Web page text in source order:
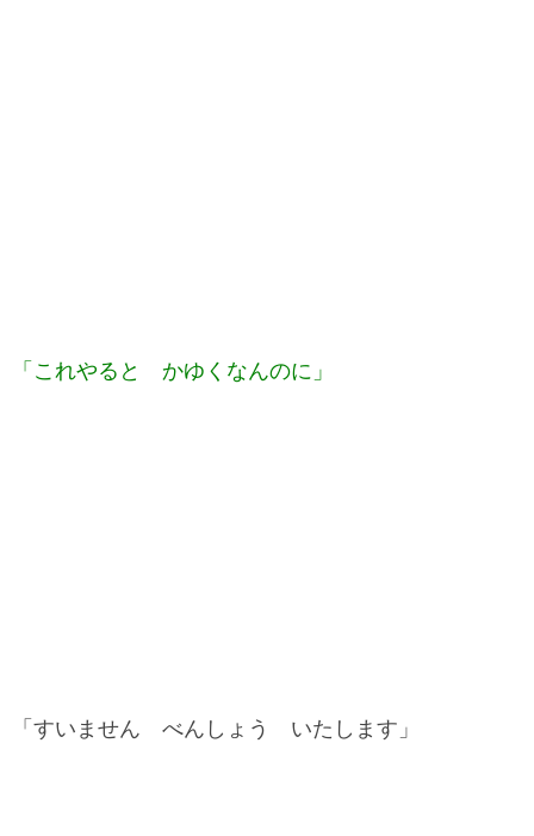
「これやると かゆくなんのに」
「すいません べんしょう いたします」